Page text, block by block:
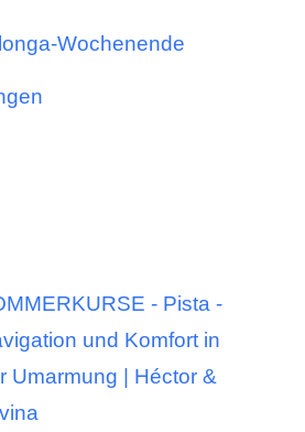
Wochenende
- Pista -
und Komfort in
Umarmung | Héctor &